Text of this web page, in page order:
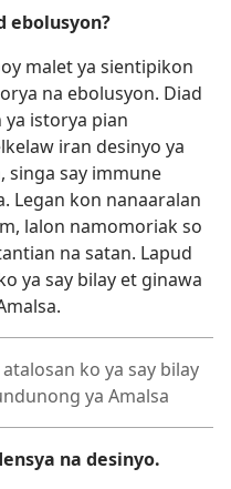
ebolusyon?
malet ya sientipikon
na ebolusyon. Diad
istorya pian
iran desinyo ya
singa say immune
Legan kon nanaaralan
lalon namomoriak so
na satan. Lapud
ya say bilay et ginawa
ko ya say bilay
ya Amalsa
na desinyo.